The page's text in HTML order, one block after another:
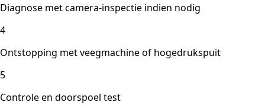
Diagnose met camera-inspectie indien nodig
4
Ontstopping met veegmachine of hogedrukspuit
5
Controle en doorspoel test